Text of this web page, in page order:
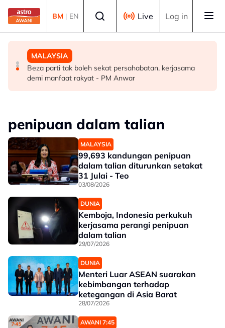
Skip to main content
BM | EN Live Log in
MALAYSIA
Pengacara, ahli perniagaan ditahan bantu siasatan
audio siar sentuh isu sensitiviti agama
DUNIA
PM Thailand arah undang-undang senjata api diperketat
selepas insiden tembakan di sekolah
MALAYSIA
Beza parti tak boleh sekat persahabatan, kerjasama
demi manfaat rakyat - PM Anwar
penipuan dalam talian
MALAYSIA
99,693 kandungan penipuan
dalam talian diturunkan setakat
31 Julai - Teo
03/08/2026
DUNIA
Kemboja, Indonesia perkukuh
kerjasama perangi penipuan
dalam talian
29/07/2026
DUNIA
Menteri Luar ASEAN suarakan
kebimbangan terhadap
ketegangan di Asia Barat
28/07/2026
AWANI 7:45